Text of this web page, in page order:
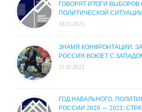
ГОВОРЯТ ИТОГИ
ПОЛИТИЧЕСКОЙ
18.11.2021
ЗНАМЯ КОНФРОНТАЦИИ.
РОССИЯ ВОЮЕТ С
25.10.2021
ГОД НАВАЛЬНОГО.
РОССИИ 2020 — 2021: